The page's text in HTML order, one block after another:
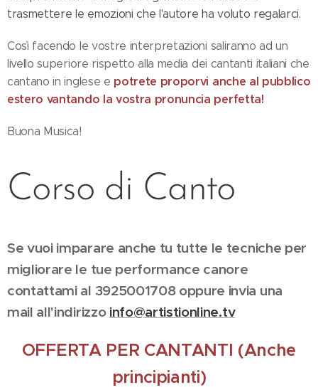
trasmettere le emozioni che l'autore ha voluto regalarci.
Così facendo le vostre interpretazioni saliranno ad un
livello superiore rispetto alla media dei cantanti italiani che
cantano in inglese e potrete proporvi anche al pubblico
estero vantando la vostra pronuncia perfetta!
Buona Musica!
Corso di Canto
Se vuoi imparare anche tu tutte le tecniche per
migliorare le tue performance canore
contattami al 3925001708 oppure invia una
mail all'indirizzo info@artistionline.tv
OFFERTA PER CANTANTI (Anche
principianti)